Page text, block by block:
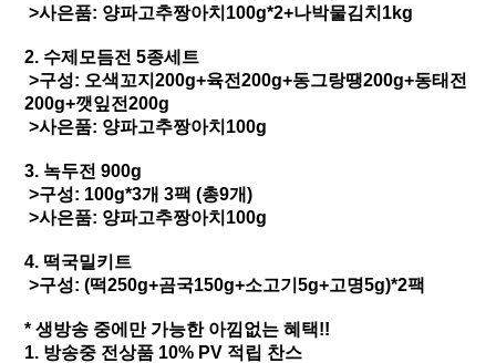
>사은품: 양파고추짱아치100g*2+나박물김치1kg
2. 수제모듬전 5종세트
>구성: 오색꼬지200g+육전200g+동그랑땡200g+동태전
200g+깻잎전200g
>사은품: 양파고추짱아치100g
3. 녹두전 900g
>구성: 100g*3개 3팩 (총9개)
>사은품: 양파고추짱아치100g
4. 떡국밀키트
>구성: (떡250g+곰국150g+소고기5g+고명5g)*2팩
* 생방송 중에만 가능한 아낌없는 혜택!!
1. 방송중 전상품 10% PV 적립 찬스​